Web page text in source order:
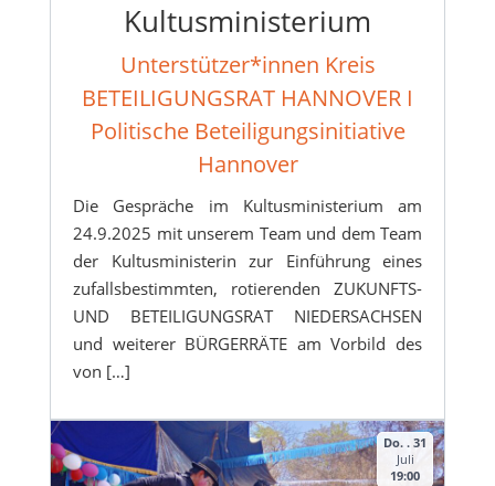
Kultusministerium
Unterstützer*innen Kreis
BETEILIGUNGSRAT HANNOVER I
Politische Beteiligungsinitiative
Hannover
Die Gespräche im Kultusministerium am
24.9.2025 mit unserem Team und dem Team
der Kultusministerin zur Einführung eines
zufallsbestimmten, rotierenden ZUKUNFTS-
UND BETEILIGUNGSRAT NIEDERSACHSEN
und weiterer BÜRGERRÄTE am Vorbild des
von […]
Do. . 31
Juli
19:00